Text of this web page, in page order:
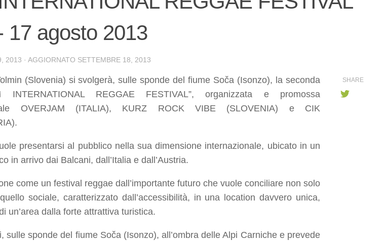
17 agosto 2013
2013 · AGGIORNATO SETTEMBRE 18, 2013
(Slovenia) si svolgerà, sulle sponde del fiume Soča (Isonzo), la seconda
INTERNATIONAL REGGAE FESTIVAL”, organizzata e promossa
OVERJAM (ITALIA), KURZ ROCK VIBE (SLOVENIA) e CIK
presentarsi al pubblico nella sua dimensione internazionale, ubicato in un
in arrivo dai Balcani, dall’Italia e dall’Austria.
come un festival reggae dall’importante futuro che vuole conciliare non solo
sociale, caratterizzato dall’accessibilità, in una location davvero unica,
un’area dalla forte attrattiva turistica.
sulle sponde del fiume Soča (Isonzo), all’ombra delle Alpi Carniche e prevede
SHARE